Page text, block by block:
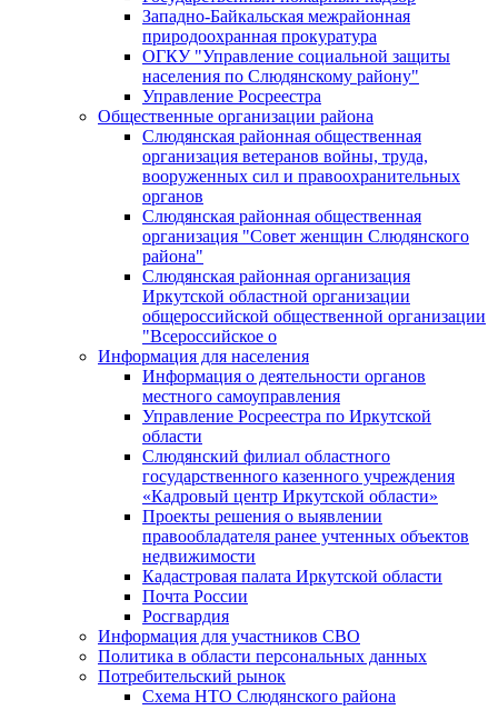
Западно-Байкальская межрайонная
природоохранная прокуратура
ОГКУ "Управление социальной защиты
населения по Слюдянскому району"
Управление Росреестра
Общественные организации района
Слюдянская районная общественная
организация ветеранов войны, труда,
вооруженных сил и правоохранительных
органов
Слюдянская районная общественная
организация "Совет женщин Слюдянского
района"
Слюдянская районная организация
Иркутской областной организации
общероссийской общественной организации
"Всероссийское о
Информация для населения
Информация о деятельности органов
местного самоуправления
Управление Росреестра по Иркутской
области
Слюдянский филиал областного
государственного казенного учреждения
«Кадровый центр Иркутской области»
Проекты решения о выявлении
правообладателя ранее учтенных объектов
недвижимости
Кадастровая палата Иркутской области
Почта России
Росгвардия
Информация для участников СВО
Политика в области персональных данных
Потребительский рынок
Схема НТО Слюдянского района